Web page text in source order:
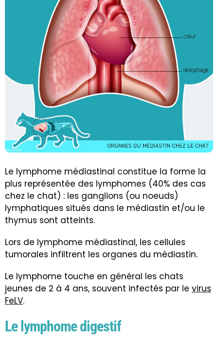
Le lymphome médiastinal constitue la forme la
plus représentée des lymphomes (40% des cas
chez le chat) : les ganglions (ou noeuds)
lymphatiques situés dans le médiastin et/ou le
thymus sont atteints.
Lors de lymphome médiastinal, les cellules
tumorales infiltrent les organes du médiastin.
Le lymphome touche en général les chats
jeunes de 2 à 4 ans, souvent infectés par le virus
FeLV.
Le lymphome digestif